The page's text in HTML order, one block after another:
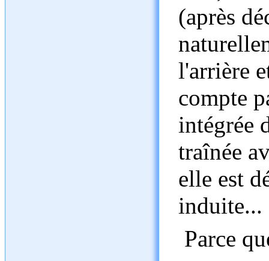
(après
l'arrière
compte
intégrée
traînée
elle est
induite...
Parce